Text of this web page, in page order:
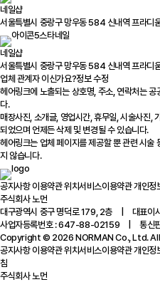
네일샵
서울특별시 중랑구 망우동 584 신내역 프라디
스타네일
네일샵
서울특별시 중랑구 망우동 584 신내역 프라디
업체 관계자 이신가요?정보 수정
헤어링크에 노출되는 상호명, 주소, 연락처는
다.
매장사진, 소개글, 영업시간, 휴무일, 시술사진,
되었으며 언제든 삭제 및 변경될 수 있습니다.
헤어링크는 업체 페이지를 제공할 뿐 관련 시술
지 않습니다.
공지사항이용약관위치서비스이용약관개인정
주식회사 노먼
대구광역시 중구 명덕로 179, 2층 | 대표이
사업자등록번호 : 647-88-02159 | 통신
Copyright © 2026 NORMAN Co., Ltd.
공지사항이용약관위치서비스이용약관개인정
침
주식회사 노먼